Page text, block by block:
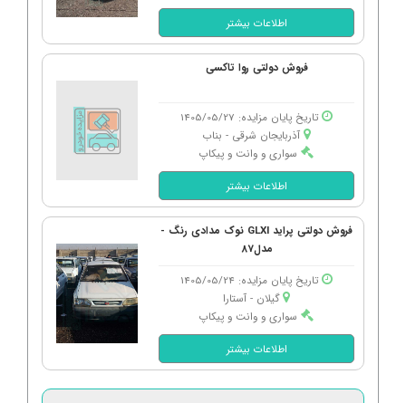
اطلاعات بیشتر
فروش دولتی روا تاکسی
تاریخ پایان مزایده: 1405/05/27
آذربایجان شرقی - بناب
سواری و وانت و پیکاپ
اطلاعات بیشتر
فروش دولتی پراید GLXI نوک مدادی رنگ -
مدل87
تاریخ پایان مزایده: 1405/05/24
گیلان - آستارا
سواری و وانت و پیکاپ
اطلاعات بیشتر